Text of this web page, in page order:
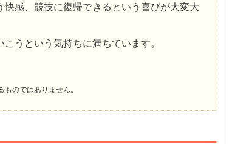
感、競技に復帰できるという喜びが大変大
うという気持ちに満ちています。
のではありません。